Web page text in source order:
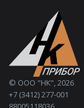
© ООО "НК", 2026
+7 (3412) 277-001